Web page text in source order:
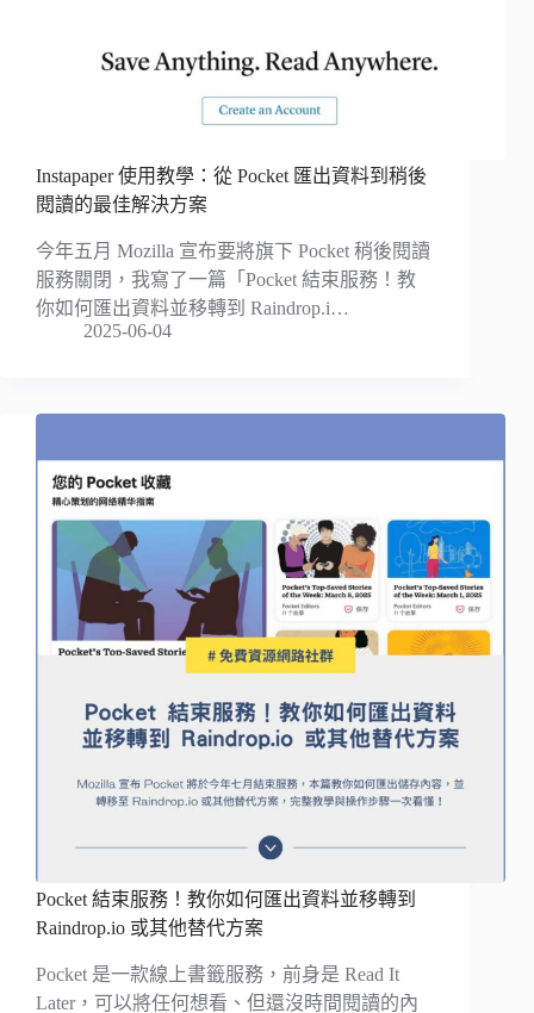
Instapaper 使用教學：從 Pocket 匯出資料到稍後
閱讀的最佳解決方案
今年五月 Mozilla 宣布要將旗下 Pocket 稍後閱讀
服務關閉，我寫了一篇「Pocket 結束服務！教
你如何匯出資料並移轉到 Raindrop.i…
2025-06-04
Pocket 結束服務！教你如何匯出資料並移轉到
Raindrop.io 或其他替代方案
Pocket 是一款線上書籤服務，前身是 Read It
Later，可以將任何想看、但還沒時間閱讀的內